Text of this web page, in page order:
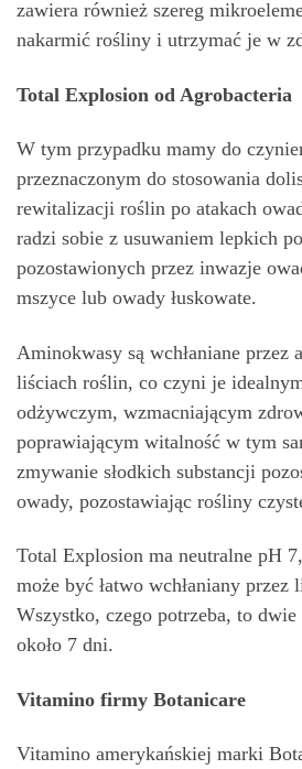
zawiera również szereg
nakarmić rośliny i utrzymać je w
Total Explosion od Agrobacteria
W tym przypadku mamy do
przeznaczonym do stosowania
rewitalizacji roślin po atakach
radzi sobie z usuwaniem lepkich
pozostawionych przez inwazje
mszyce lub owady łuskowate.
Aminokwasy są wchłaniane przez
liściach roślin, co czyni je
odżywczym, wzmacniającym
poprawiającym witalność w tym
zmywanie słodkich substancji
owady, pozostawiając rośliny
Total Explosion ma neutralne pH
może być łatwo wchłaniany przez
Wszystko, czego potrzeba, to
około 7 dni.
Vitamino firmy Botanicare
Vitamino amerykańskiej marki